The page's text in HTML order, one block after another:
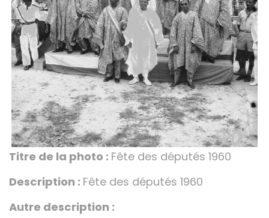
Titre de la photo : Fête des députés 1960
Description : Fête des députés 1960
Autre description :